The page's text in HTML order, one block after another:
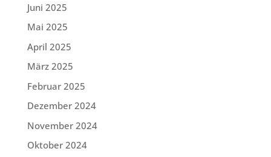
Juni 2025
Mai 2025
April 2025
März 2025
Februar 2025
Dezember 2024
November 2024
Oktober 2024